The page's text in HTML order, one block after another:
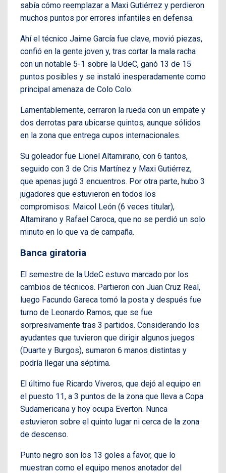
sabía cómo reemplazar a Maxi Gutiérrez y perdieron
muchos puntos por errores infantiles en defensa.
Ahí el técnico Jaime García fue clave, movió piezas,
confió en la gente joven y, tras cortar la mala racha
con un notable 5-1 sobre la UdeC, ganó 13 de 15
puntos posibles y se instaló inesperadamente como
principal amenaza de Colo Colo.
Lamentablemente, cerraron la rueda con un empate y
dos derrotas para ubicarse quintos, aunque sólidos
en la zona que entrega cupos internacionales.
Su goleador fue Lionel Altamirano, con 6 tantos,
seguido con 3 de Cris Martínez y Maxi Gutiérrez,
que apenas jugó 3 encuentros. Por otra parte, hubo 3
jugadores que estuvieron en todos los
compromisos: Maicol León (6 veces titular),
Altamirano y Rafael Caroca, que no se perdió un solo
minuto en lo que va de campaña.
Banca giratoria
El semestre de la UdeC estuvo marcado por los
cambios de técnicos. Partieron con Juan Cruz Real,
luego Facundo Gareca tomó la posta y después fue
turno de Leonardo Ramos, que se fue
sorpresivamente tras 3 partidos. Considerando los
ayudantes que tuvieron que dirigir algunos juegos
(Duarte y Burgos), sumaron 6 manos distintas y
podría llegar una séptima.
El último fue Ricardo Viveros, que dejó al equipo en
el puesto 11, a 3 puntos de la zona que lleva a Copa
Sudamericana y hoy ocupa Everton. Nunca
estuvieron sobre el quinto lugar ni cerca de la zona
de descenso.
Punto negro son los 13 goles a favor, que lo
muestran como el equipo menos anotador del